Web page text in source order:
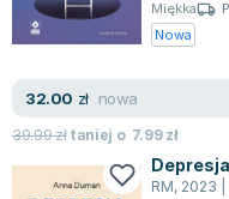
Książki o naukach
Książki do nauk
Książki do nauk
Prawo - książki dla
Technologia żywności
Bolesław Prus
Wanda Chotomska
Józef Ignacy Kraszewski
Clive Staples Lewis
Martyna Wojciechowska
Miękka
Nowa
32.00 zł nowa
39.99złtaniej o 7.99zł
RM, 2023